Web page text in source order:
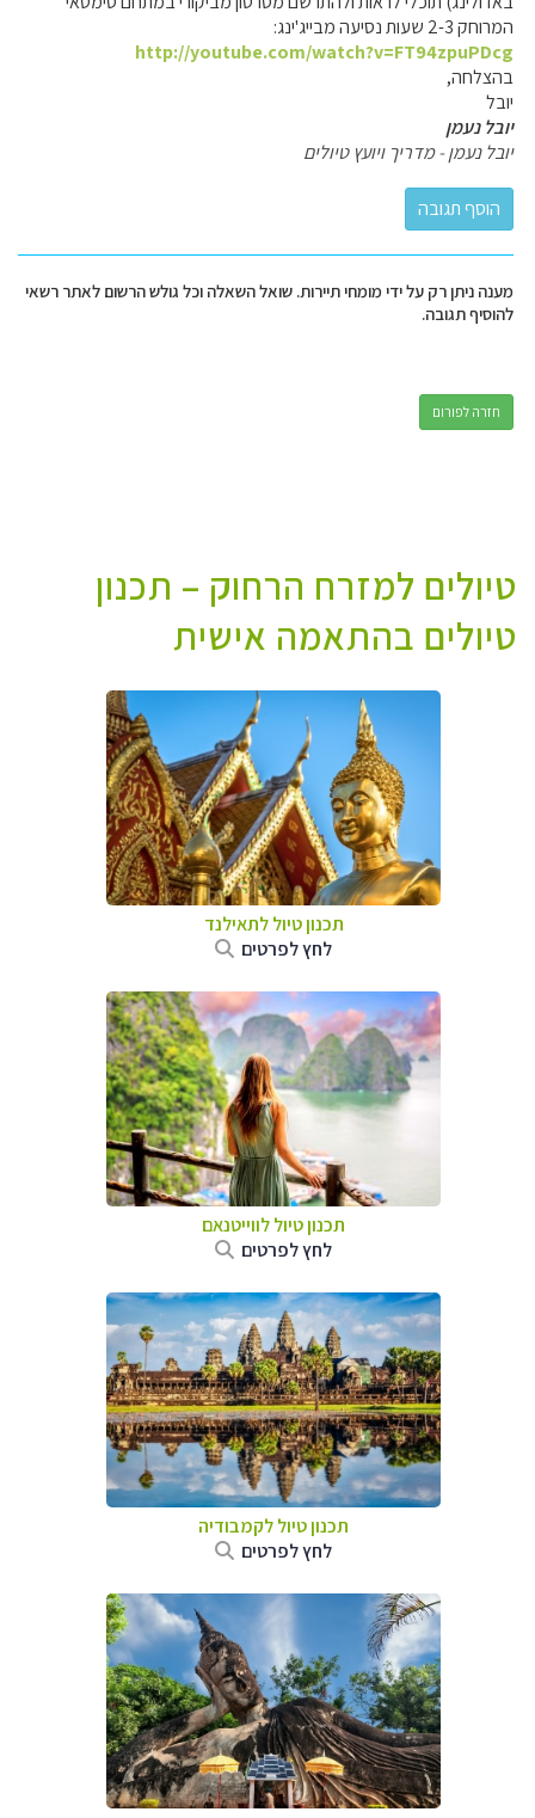
המרוחק 2-3 שעות נסיעה מבייג'ינג:
http://youtube.com/watch?v=FT94zpuPDcg
בהצלחה,
יובל
יובל נעמן
יובל נעמן - מדריך ויועץ טיולים
מענה ניתן רק על ידי מומחי תיירות. שואל השאלה וכל גולש הרשום לאתר רשאי
להוסיף תגובה.
חזרה לפורום
טיולים למזרח הרחוק – תכנון
טיולים בהתאמה אישית
תכנון טיול לתאילנד
לחץ לפרטים
תכנון טיול לווייטנאם
לחץ לפרטים
תכנון טיוללקמבודיה
לחץ לפרטים